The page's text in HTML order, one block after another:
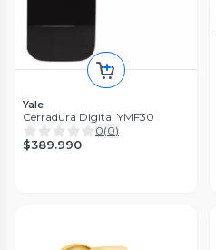
Yale
Cerradura Digital YMF30
0(0)
$389.990